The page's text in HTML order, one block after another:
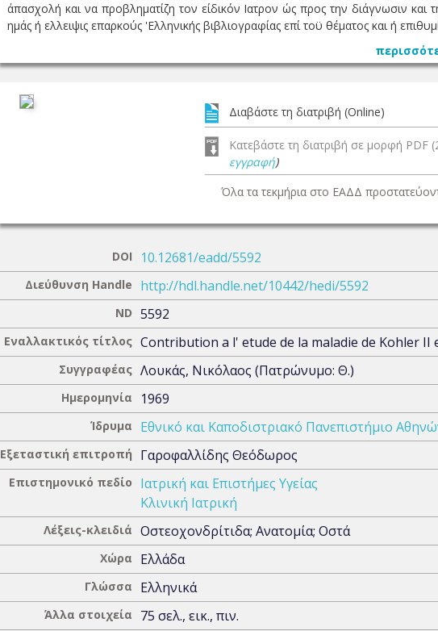
άπασχολή και να προβληματίζη τον είδικόν Ιατρον ώς προς την διάγνωσιν
ημάς ή ελλειψις επαρκούς 'Ελληνικής βιβλιογραφίας επί τοϋ θέματος και ή
Διαβάστε τη διατριβή (Online)
Κατεβάστε τη διατριβή σε μορφή PDF
εγγραφή)
Όλα τα τεκμήρια στο ΕΑΔΔ
DOI 10.12681/eadd/5592
Διεύθυνση Handle http://hdl.handle.net/10442/hedi/5592
ND 5592
Εναλλακτικός τίτλος Contribution a l' etude de la maladie de Kohler II
Συγγραφέας Λουκάς, Νικόλαος (Πατρώνυμο: Θ.)
Ημερομηνία 1969
Ίδρυμα Εθνικό και Καποδιστριακό Πανεπιστήμιο
Εξεταστική επιτροπή Γαροφαλλίδης Θεόδωρος
Επιστημονικό πεδίο
Ιατρική και Επιστήμες Υγείας
Κλινική Ιατρική
Λέξεις-κλειδιά Οστεοχονδρίτιδα; Ανατομία; Οστά
Χώρα Ελλάδα
Γλώσσα Ελληνικά
Άλλα στοιχεία 75 σελ., εικ., πιν.